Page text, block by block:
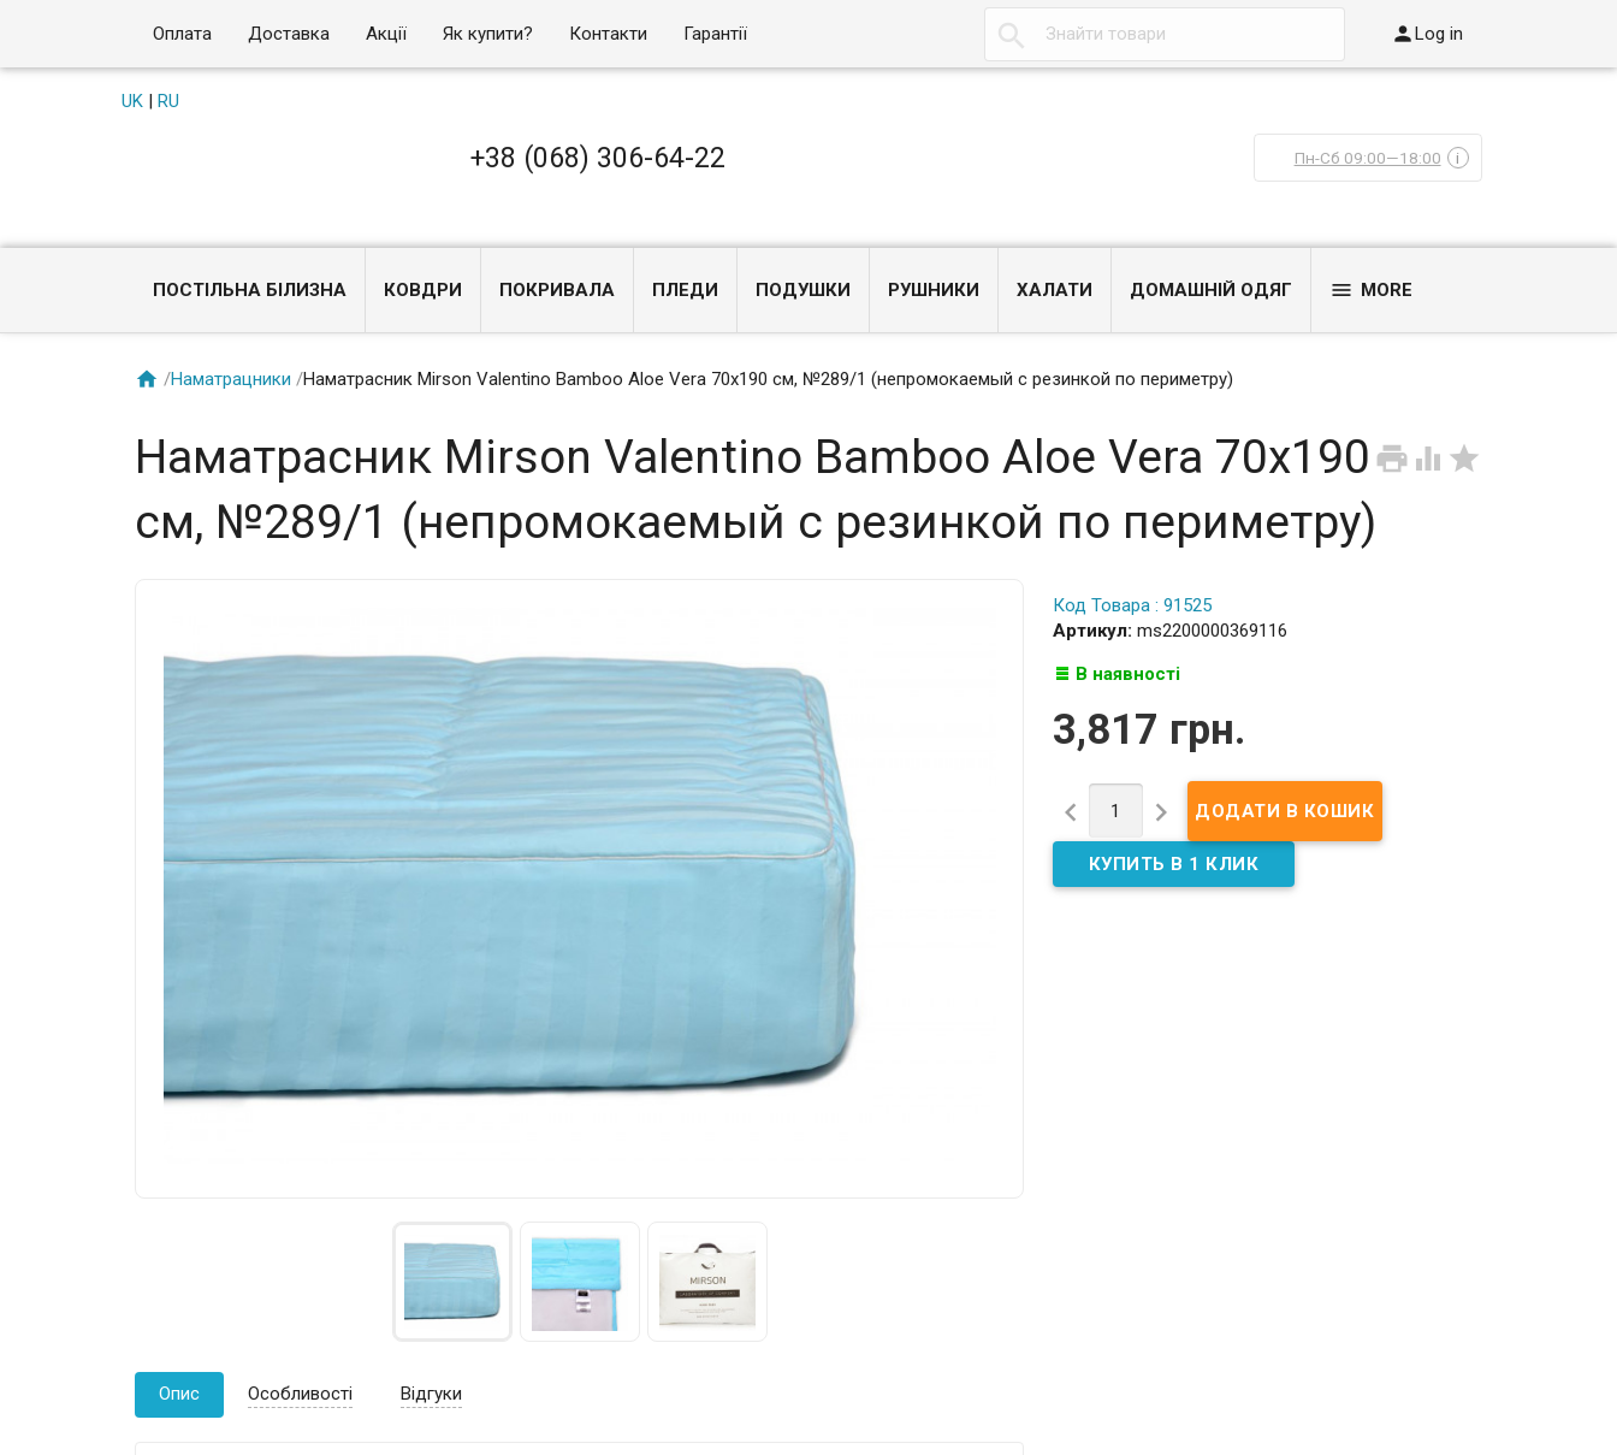
Оплата Доставка Акції Як купити? Контакти Гарантії  Log in
UK| RU
+38 (068) 306-64-22 Пн-Сб 09:00—18:00 i
ПОСТІЛЬНА БІЛИЗНА КОВДРИ ПОКРИВАЛА ПЛЕДИ ПОДУШКИ РУШНИКИ ХАЛАТИ ДОМАШНІЙ ОДЯГ  MORE
 /Наматрацники /Наматрасник Mirson Valentino Bamboo Aloe Vera 70x190 см, №289/1 (непромокаемый с резинкой по периметру)
  
Наматрасник Mirson Valentino Bamboo Aloe Vera 70x190
см, №289/1 (непромокаемый с резинкой по периметру)
Код Товара : 91525
Артикул: ms2200000369116
В наявності
3,817 грн.
 
Опис Особливості Відгуки